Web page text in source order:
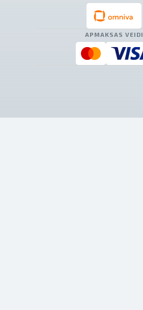
APMAKSAS VEIDI